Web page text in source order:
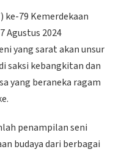
ke-79 Kemerdekaan
Agustus 2024
yang sarat akan unsur
saksi kebangkitan dan
yang beraneka ragam
penampilan seni
budaya dari berbagai